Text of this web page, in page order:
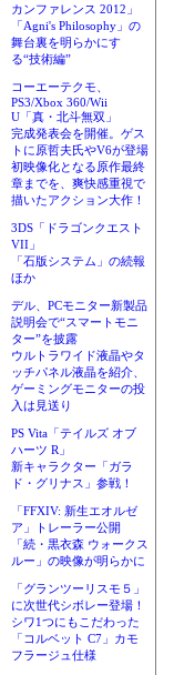
カンファレンス 2012」
「Agni's Philosophy」の
舞台裏を明らかにす
る“技術編”
コーエーテクモ、
PS3/Xbox 360/Wii
U「真・北斗無双」
完成発表会を開催。ゲス
トに原哲夫氏やV6が登場
初映像化となる原作最終
章までを、爽快感重視で
描いたアクション大作！
3DS「ドラゴンクエスト
VII」
「石版システム」の続報
ほか
デル、PCモニター新製品
説明会で“スマートモニ
ター”を披露
ウルトラワイド液晶やタ
ッチパネル液晶を紹介、
ゲーミングモニターの投
入は見送り
PS Vita「テイルズ オブ
ハーツ R」
新キャラクター「ガラ
ド・グリナス」参戦！
「FFXIV: 新生エオルゼ
ア」トレーラー公開
「続・黒衣森 ウォークス
ルー」の映像が明らかに
「グランツーリスモ５」
に次世代シボレー登場！
シワ1つにもこだわった
「コルベット C7」カモ
フラージュ仕様